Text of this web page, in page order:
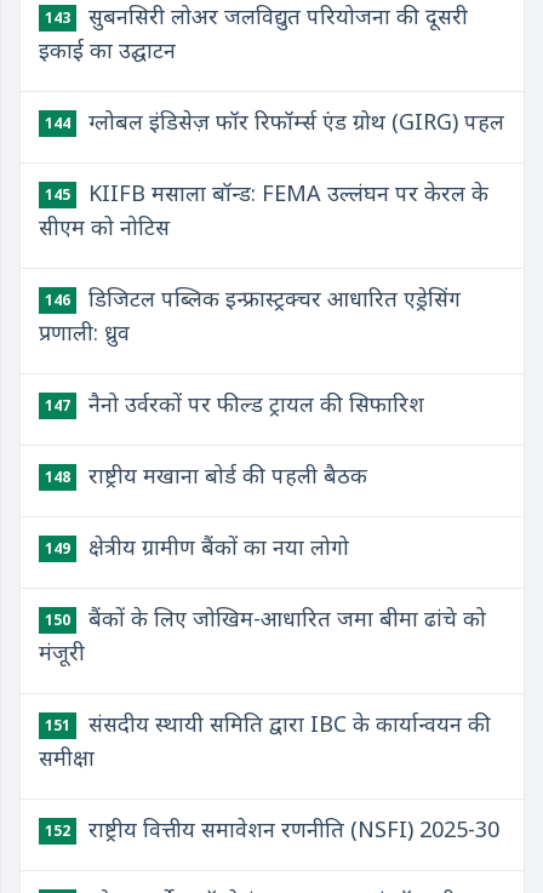
143
सुबनसिरी लोअर जलविद्युत परियोजना की दूसरी
इकाई का उद्घाटन
144 ग्लोबल इंडिसेज़ फॉर रिफॉर्म्स एंड ग्रोथ (GIRG) पहल
145
KIIFB मसाला बॉन्ड: FEMA उल्लंघन पर केरल के
सीएम को नोटिस
146
डिजिटल पब्लिक इन्फ्रास्ट्रक्चर आधारित एड्रेसिंग
प्रणाली: ध्रुव
147 नैनो उर्वरकों पर फील्ड ट्रायल की सिफारिश
148 राष्ट्रीय मखाना बोर्ड की पहली बैठक
149 क्षेत्रीय ग्रामीण बैंकों का नया लोगो
150
बैंकों के लिए जोखिम-आधारित जमा बीमा ढांचे को
मंजूरी
151
संसदीय स्थायी समिति द्वारा IBC के कार्यान्वयन की
समीक्षा
152 राष्ट्रीय वित्तीय समावेशन रणनीति (NSFI) 2025-30